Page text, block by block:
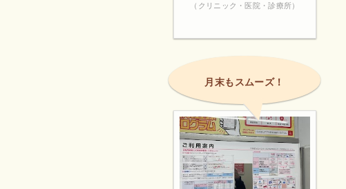
（クリニック・医院・診療所）
月末もスムーズ！